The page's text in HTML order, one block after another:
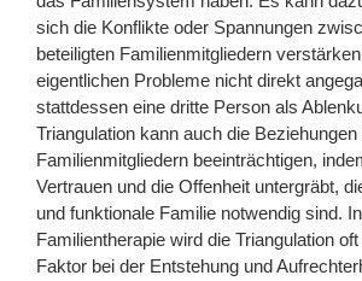
sich die Konflikte oder Spannungen
beteiligten Familienmitgliedern
eigentlichen Probleme nicht direkt
stattdessen eine dritte Person als
Triangulation kann auch die
Familienmitgliedern beeinträchtigen,
Vertrauen und die Offenheit untergräbt,
und funktionale Familie notwendig sind.
Familientherapie wird die Triangulation
Faktor bei der Entstehung und